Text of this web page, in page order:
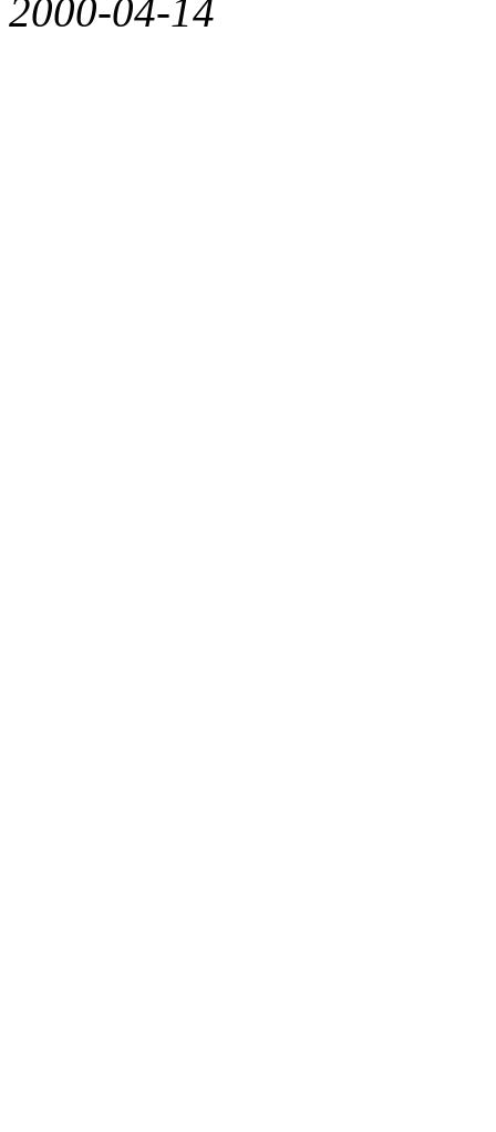
2000-04-14